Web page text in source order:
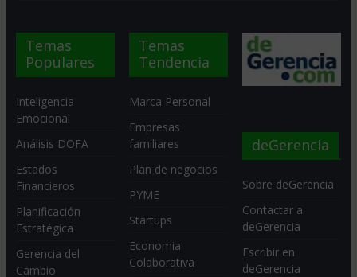
Temas
Populares
Inteligencia
Emocional
Análisis DOFA
Estados
Financieros
Planificación
Estratégica
Gerencia del
Cambio
Temas
Tendencia
Marca Personal
Empresas
familiares
Plan de negocios
PYME
Startups
Economia
Colaborativa
deGerencia
Sobre deGerencia
Contactar a
deGerencia
Escribir en
deGerencia